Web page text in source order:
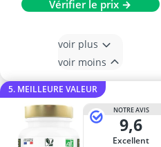
Vérifier le prix →
voir plus
voir moins
5. MEILLEURE VALEUR
NOTRE AVIS
9,6
Excellent